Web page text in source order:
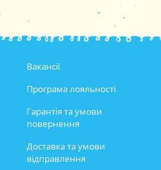
Вакансії
Програма лояльності
Гарантія та умови
повернення
Доставка та умови
відправлення